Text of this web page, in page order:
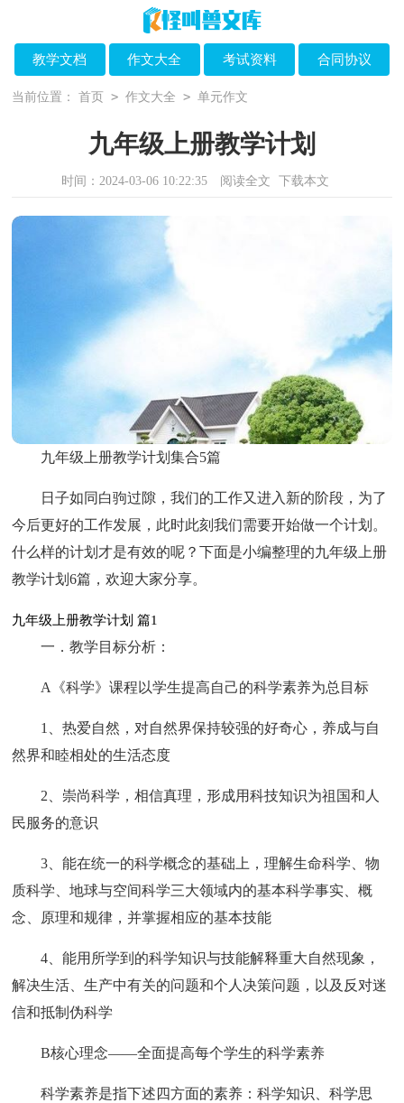
教学文档 作文大全 考试资料 合同协议
当前位置： 首页 > 作文大全 > 单元作文
九年级上册教学计划
时间：2024-03-06 10:22:35 阅读全文 下载本文
九年级上册教学计划集合5篇
日子如同白驹过隙，我们的工作又进入新的阶段，为了
今后更好的工作发展，此时此刻我们需要开始做一个计划。
什么样的计划才是有效的呢？下面是小编整理的九年级上册
教学计划6篇，欢迎大家分享。
九年级上册教学计划 篇1
一．教学目标分析：
A《科学》课程以学生提高自己的科学素养为总目标
1、热爱自然，对自然界保持较强的好奇心，养成与自
然界和睦相处的生活态度
2、崇尚科学，相信真理，形成用科技知识为祖国和人
民服务的意识
3、能在统一的科学概念的基础上，理解生命科学、物
质科学、地球与空间科学三大领域内的基本科学事实、概
念、原理和规律，并掌握相应的基本技能
4、能用所学到的科学知识与技能解释重大自然现象，
解决生活、生产中有关的问题和个人决策问题，以及反对迷
信和抵制伪科学
B核心理念——全面提高每个学生的科学素养
科学素养是指下述四方面的素养：科学知识、科学思